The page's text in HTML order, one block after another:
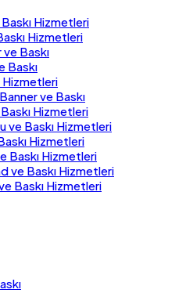
Hizmetleri
Hizmetleri
Baskı
Baskı
Hizmetleri
ve Baskı
Baskı Hizmetleri
ve Baskı Hizmetleri
Hizmetleri
Baskı Hizmetleri
ve Baskı Hizmetleri
Baskı Hizmetleri